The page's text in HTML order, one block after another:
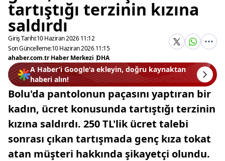
tartıştığı terzinin kızına
saldırdı
Giriş Tarihi:10 Haziran 2026 11:12
Son Güncelleme:10 Haziran 2026 11:15
ahaber.com.tr Haber Merkezi |DHA
A Haber’i Google'a ekleyin, doğru kaynaktan
haberi alın!
Bolu'da pantolonun paçasını yaptıran bir
kadın, ücret konusunda tartıştığı terzinin
kızına saldırdı. 250 TL'lik ücret talebi
sonrası çıkan tartışmada genç kıza tokat
atan müşteri hakkında şikayetçi olundu.